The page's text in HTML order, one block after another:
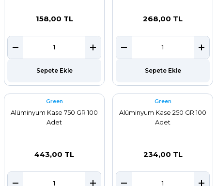
158,00 TL
Sepete Ekle
268,00 TL
Sepete Ekle
Green
Alüminyum Kase 750 GR 100
Adet
443,00 TL
Green
Alüminyum Kase 250 GR 100
Adet
234,00 TL